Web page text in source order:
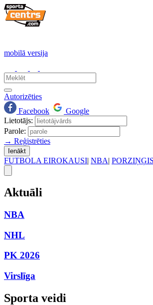
mobilā versija
Autorizēties
Facebook
Google
Lietotājs:
Parole:
→ Reģistrēties
Ienākt
FUTBOLA EIROKAUSI| NBA| PORZIŅĢIS
Aktuāli
NBA
NHL
PK 2026
Virslīga
Sporta veidi